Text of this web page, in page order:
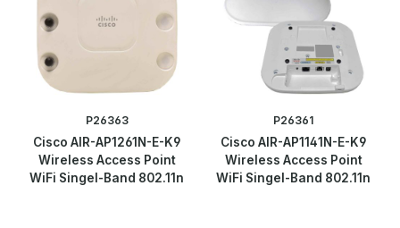
P26363
Cisco AIR-AP1261N-E-K9
Wireless Access Point
WiFi Singel-Band 802.11n
P26361
Cisco AIR-AP1141N-E-K9
Wireless Access Point
WiFi Singel-Band 802.11n